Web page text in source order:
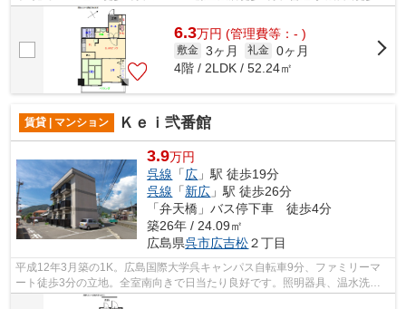
分、広小学校徒歩4分で買い物や通学に...
6.3万円 (管理費等：- )
敷金 3ヶ月 礼金 0ヶ月
4階 / 2LDK / 52.24㎡
賃貸 | マンション Ｋｅｉ弐番館
3.9万円
呉線 「広 」駅 徒歩19分
呉線 「新広 」駅 徒歩26分
「弁天橋」バス停下車 徒歩4分
築26年 / 24.09㎡
広島県呉市広吉松２丁目
平成12年3月築の1K。広島国際大学呉キャンパス自転車9分、ファミリーマ
ート徒歩3分の立地。全室南向きで日当たり良好です。照明器具、温水洗浄
便座、1口IHコンロなどの設備も備えてお...